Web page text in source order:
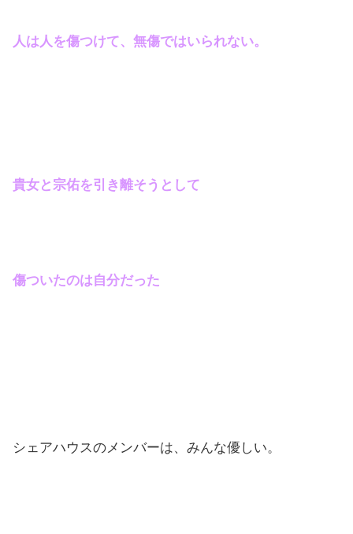
人は人を傷つけて、無傷ではいられない。
貴女と宗佑を引き離そうとして
傷ついたのは自分だった
シェアハウスのメンバーは、みんな優しい。